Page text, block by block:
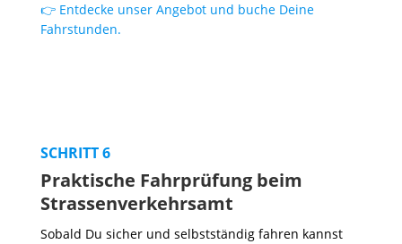
👉 Entdecke unser Angebot und buche Deine
Fahrstunden.
SCHRITT 6
Praktische Fahrprüfung beim
Strassenverkehrsamt
Sobald Du sicher und selbstständig fahren kannst